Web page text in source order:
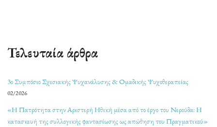
Τελευταία άρθρα
3ο Συμπόσιο Σχεσιακής Ψυχανάλυσης & Ομαδικής Ψυχοθεραπείας
02/2026
«Η Πατρότητα στην Αριστερή Ηθική μέσα από το έργο του Νερούδα: Η
κατασκευή της συλλογικής φαντασίωσης ως απώθηση του Πραγματικού»